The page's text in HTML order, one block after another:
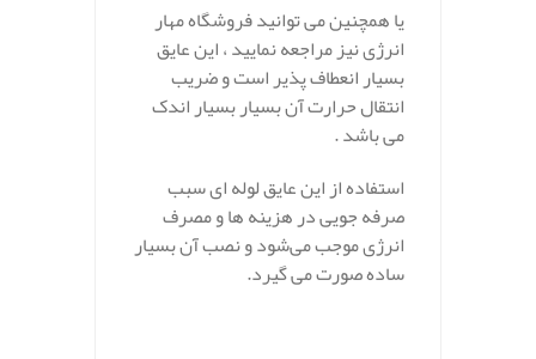
یا همچنین می توانید فروشگاه مهار
انرژی نیز مراجعه نمایید ، این عایق
بسیار انعطاف پذیر است و ضریب
انتقال حرارت آن بسیار بسیار اندک
می باشد .
استفاده از این عایق لوله ای سبب
صرفه جویی در هزینه ها و مصرف
انرژی موجب می‌شود و نصب آن بسیار
ساده صورت می گیرد.